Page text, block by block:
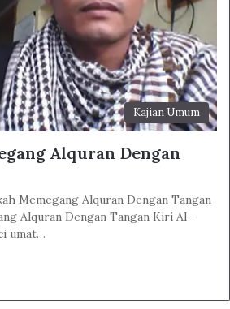
Kajian Umum
Alquran Dengan
Memegang Alquran Dengan Tangan
Alquran Dengan Tangan Kiri Al-
umat…